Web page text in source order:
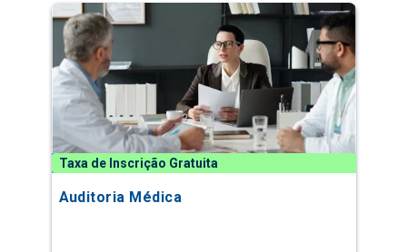
Taxa de Inscrição Gratuita
Auditoria Médica